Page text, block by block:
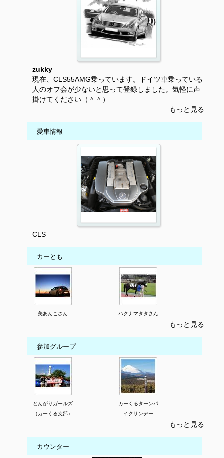
zukky
現在、CLS55AMG乗っています。ドイツ車乗っている
人のオフ会が少ないと思って登録しました。気軽に声
掛けてください（＾＾）
もっと見る
愛車情報
CLS
カーとも
美あんこさん ハクナマタタさん
もっと見る
参加グループ
とんがりガールズ
（カーくる支部）
カーくるターンパ
イクサンデー
もっと見る
カウンター